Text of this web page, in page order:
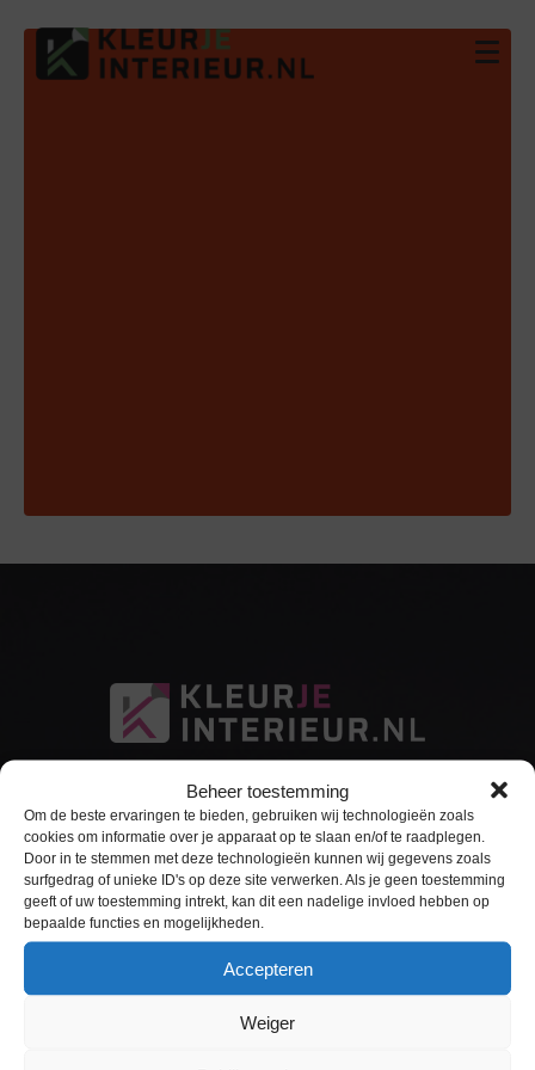
Beheer toestemming
Om de beste ervaringen te bieden, gebruiken wij technologieën zoals
cookies om informatie over je apparaat op te slaan en/of te raadplegen.
Door in te stemmen met deze technologieën kunnen wij gegevens zoals
surfgedrag of unieke ID's op deze site verwerken. Als je geen toestemming
geeft of uw toestemming intrekt, kan dit een nadelige invloed hebben op
bepaalde functies en mogelijkheden.
Accepteren
Weiger
Sitemap
Home
Interieurfolie